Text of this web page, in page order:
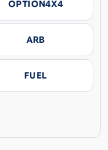
OPTION4X4
ARB
FUEL